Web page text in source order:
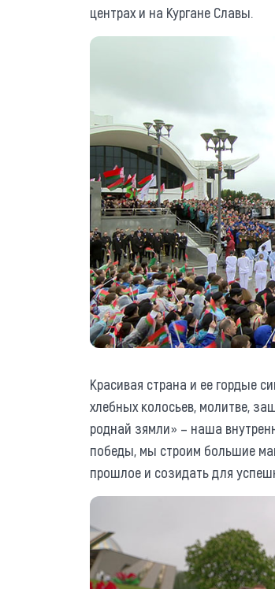
центрах и на Кургане Славы.
Красивая страна и ее гордые
хлебных колосьев, молитве,
роднай зямли» – наша
победы, мы строим большие
прошлое и созидать для